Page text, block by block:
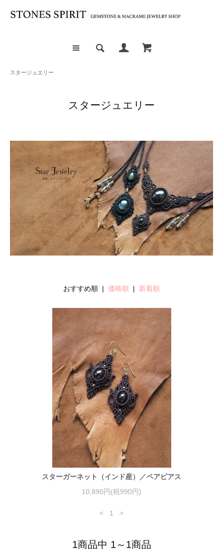
スタージュエリー
スタージュエリー
おすすめ順 | 価格順 | 新着順
スターガーネット（インド産）／ペアピアス
10,890円(税990円)
< 1 >
1商品中 1～1商品